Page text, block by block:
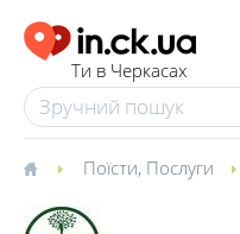
Ти в Черкасах
Поїсти, Послуги